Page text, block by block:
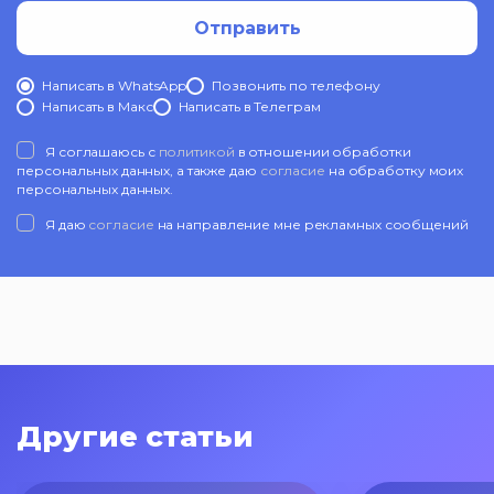
Отправить
Написать в WhatsApp
Позвонить по телефону
Написать в Mакс
Написать в Телеграм
Я соглашаюсь с политикой в отношении обработки
персональных данных, а также даю согласие на обработку моих
персональных данных.
Я даю согласие на направление мне рекламных сообщений
Другие статьи